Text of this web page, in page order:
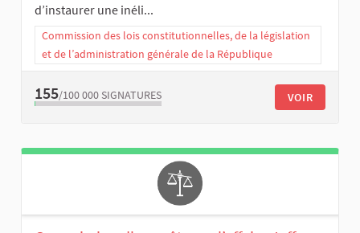
d’instaurer une inéli...
Commission des lois constitutionnelles, de la législation
et de l’administration générale de la République
155/100 000 SIGNATURES VOIR